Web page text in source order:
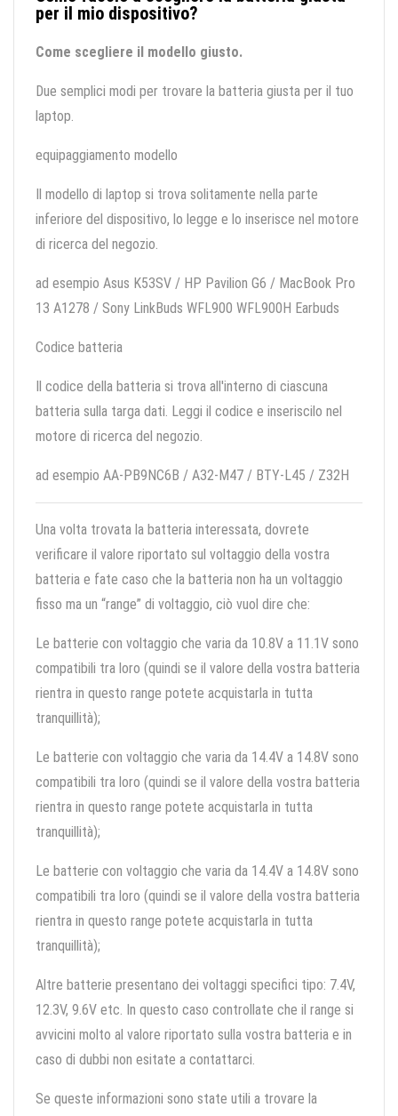
per il mio dispositivo?
Come scegliere il modello giusto.
Due semplici modi per trovare la batteria giusta per il tuo
laptop.
equipaggiamento modello
Il modello di laptop si trova solitamente nella parte
inferiore del dispositivo, lo legge e lo inserisce nel motore
di ricerca del negozio.
ad esempio Asus K53SV / HP Pavilion G6 / MacBook Pro
13 A1278 / Sony LinkBuds WFL900 WFL900H Earbuds
Codice batteria
Il codice della batteria si trova all'interno di ciascuna
batteria sulla targa dati. Leggi il codice e inseriscilo nel
motore di ricerca del negozio.
ad esempio AA-PB9NC6B / A32-M47 / BTY-L45 / Z32H
Una volta trovata la batteria interessata, dovrete
verificare il valore riportato sul voltaggio della vostra
batteria e fate caso che la batteria non ha un voltaggio
fisso ma un “range” di voltaggio, ciò vuol dire che:
Le batterie con voltaggio che varia da 10.8V a 11.1V sono
compatibili tra loro (quindi se il valore della vostra batteria
rientra in questo range potete acquistarla in tutta
tranquillità);
Le batterie con voltaggio che varia da 14.4V a 14.8V sono
compatibili tra loro (quindi se il valore della vostra batteria
rientra in questo range potete acquistarla in tutta
tranquillità);
Le batterie con voltaggio che varia da 14.4V a 14.8V sono
compatibili tra loro (quindi se il valore della vostra batteria
rientra in questo range potete acquistarla in tutta
tranquillità);
Altre batterie presentano dei voltaggi specifici tipo: 7.4V,
12.3V, 9.6V etc. In questo caso controllate che il range si
avvicini molto al valore riportato sulla vostra batteria e in
caso di dubbi non esitate a contattarci.
Se queste informazioni sono state utili a trovare la